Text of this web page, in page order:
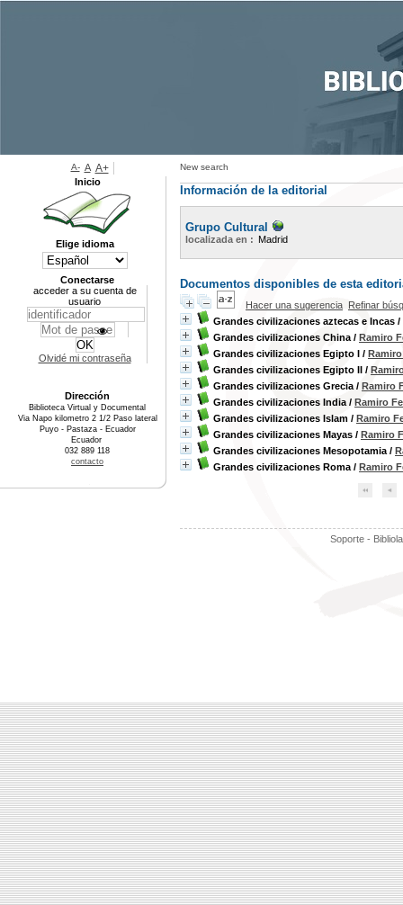
New search
Información de la editorial
Grupo Cultural
localizada en : Madrid
Documentos disponibles de esta
Hacer una sugerencia Refinar
Grandes civilizaciones aztecas e Incas /
Grandes civilizaciones China / Ramiro
Grandes civilizaciones Egipto I /
Grandes civilizaciones Egipto II /
Grandes civilizaciones Grecia / Ramiro
Grandes civilizaciones India / Ramiro
Grandes civilizaciones Islam / Ramiro
Grandes civilizaciones Mayas / Ramiro
Grandes civilizaciones Mesopotamia /
Grandes civilizaciones Roma / Ramiro
Soporte -
A- A A+
Inicio
Elige idioma
Conectarse
acceder a su cuenta de
usuario
Olvidé mi contraseña
Dirección
Biblioteca Virtual y Documental
Via Napo kilometro 2 1/2 Paso lateral
Puyo - Pastaza - Ecuador
Ecuador
032 889 118
contacto